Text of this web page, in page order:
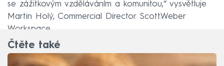
se zážitkovým vzděláváním a komunitou,“ vysvětluje
Martin Holý, Commercial Director Scott.Weber
Workspace.
Čtěte také